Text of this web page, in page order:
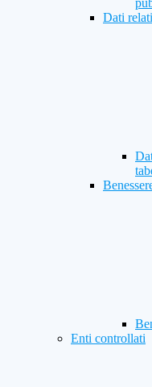
Dati
Enti controllati